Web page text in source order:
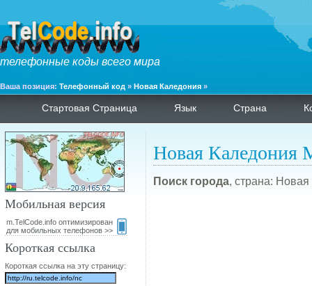
телефонные коды всего мира
Ваша позиция: Телефонный код » Новая Каледония »
Стартовая Страница Язык Страна
Новая Каледония
Поиск города, страна:
Мобильная версия
m.TelCode.info оптимизирован
для мобильных телефонов >>
Короткая ссылка
Короткая ссылка на эту страницу: